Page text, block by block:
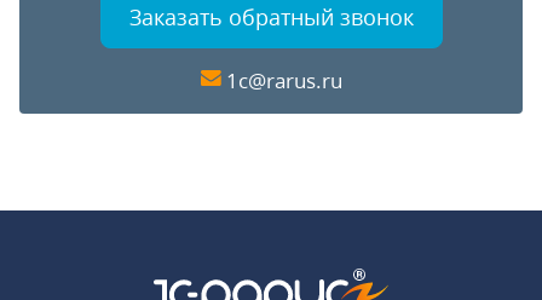
Заказать обратный звонок
1c@rarus.ru